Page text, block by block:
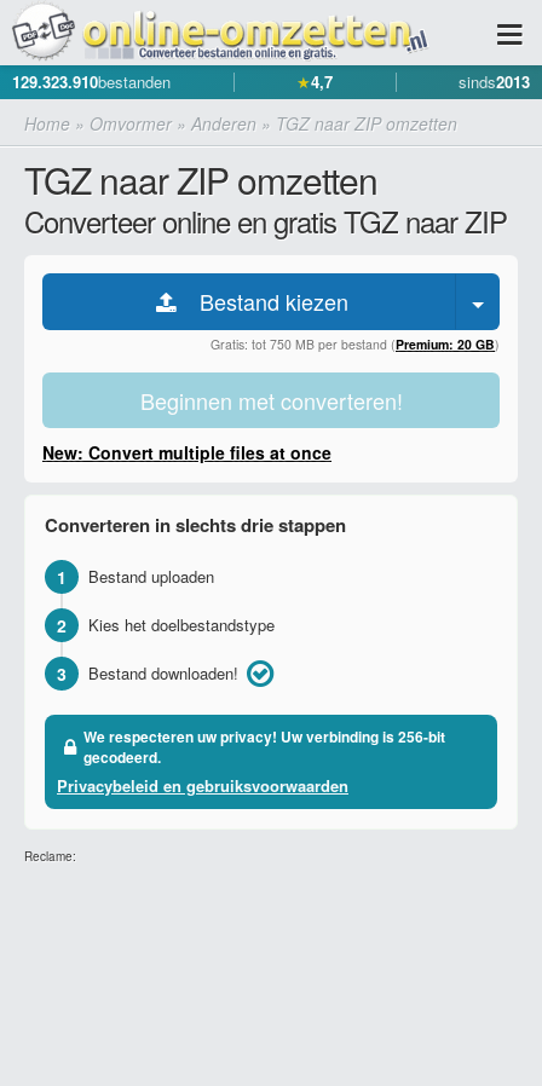
129.323.910bestanden ★4,7 sinds2013
Home » Omvormer» Anderen » TGZ naar ZIP omzetten
TGZ naar ZIP omzetten
Converteer online en gratis TGZ naar ZIP
Bestand kiezen
Gratis: tot 750 MB per bestand (Premium: 20 GB)
Beginnen met converteren!
New: Convert multiple files at once
Converteren in slechts drie stappen
1 Bestand uploaden
2 Kies het doelbestandstype
3 Bestand downloaden!
We respecteren uw privacy! Uw verbinding is 256-bit
gecodeerd.
Privacybeleid en gebruiksvoorwaarden
Reclame: